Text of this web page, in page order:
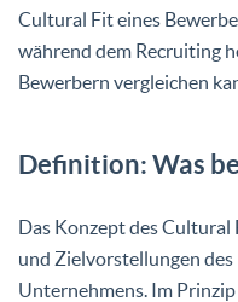
Cultural Fit eines
während dem Recruiting
Bewerbern vergleichen
Definition: Was
Das Konzept des
und Zielvorstellungen
Unternehmens. Im